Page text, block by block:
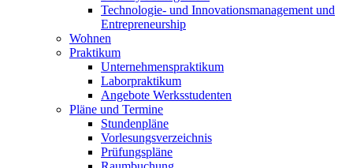
Technologie- und Innovationsmanagement und
Entrepreneurship
Wohnen
Praktikum
Unternehmenspraktikum
Laborpraktikum
Angebote Werksstudenten
Pläne und Termine
Stundenpläne
Vorlesungsverzeichnis
Prüfungspläne